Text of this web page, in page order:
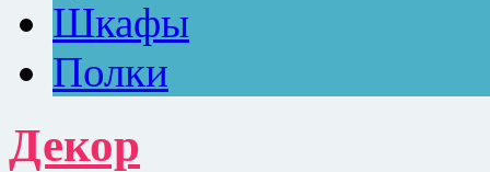
Шкафы
Полки
Декор